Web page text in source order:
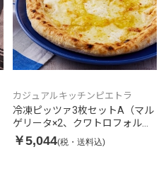
カジュアルキッチンピエトラ
冷凍ピッツァ3枚セットA（マル
ゲリータ×2、クワトロフォルマ
ッジ×1）
￥5,044(税・送料込)